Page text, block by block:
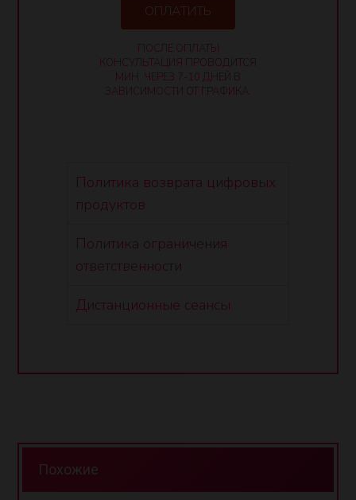
ОПЛАТИТЬ
ПОСЛЕ ОПЛАТЫ
КОНСУЛЬТАЦИЯ ПРОВОДИТСЯ
МИН. ЧЕРЕЗ 7-10 ДНЕЙ В
ЗАВИСИМОСТИ ОТ ГРАФИКА.
Политика возврата цифровых
продуктов
Политика ограничения
ответственности
Дистанционные сеансы
Похожие